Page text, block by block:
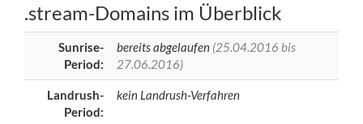
.stream-Domains im Überblick
Sunrise-
Period:
bereits abgelaufen (25.04.2016 bis
27.06.2016)
Landrush-
Period:
kein Landrush-Verfahren